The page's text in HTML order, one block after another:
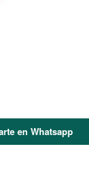
en Whatsapp